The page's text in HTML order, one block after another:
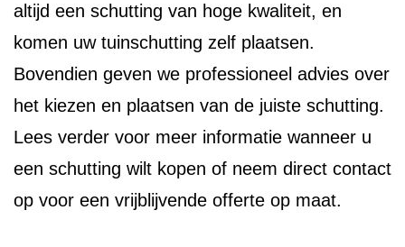
altijd een schutting van hoge kwaliteit, en
komen uw tuinschutting zelf plaatsen.
Bovendien geven we professioneel advies over
het kiezen en plaatsen van de juiste schutting.
Lees verder voor meer informatie wanneer u
een schutting wilt kopen of neem direct contact
op voor een vrijblijvende offerte op maat.